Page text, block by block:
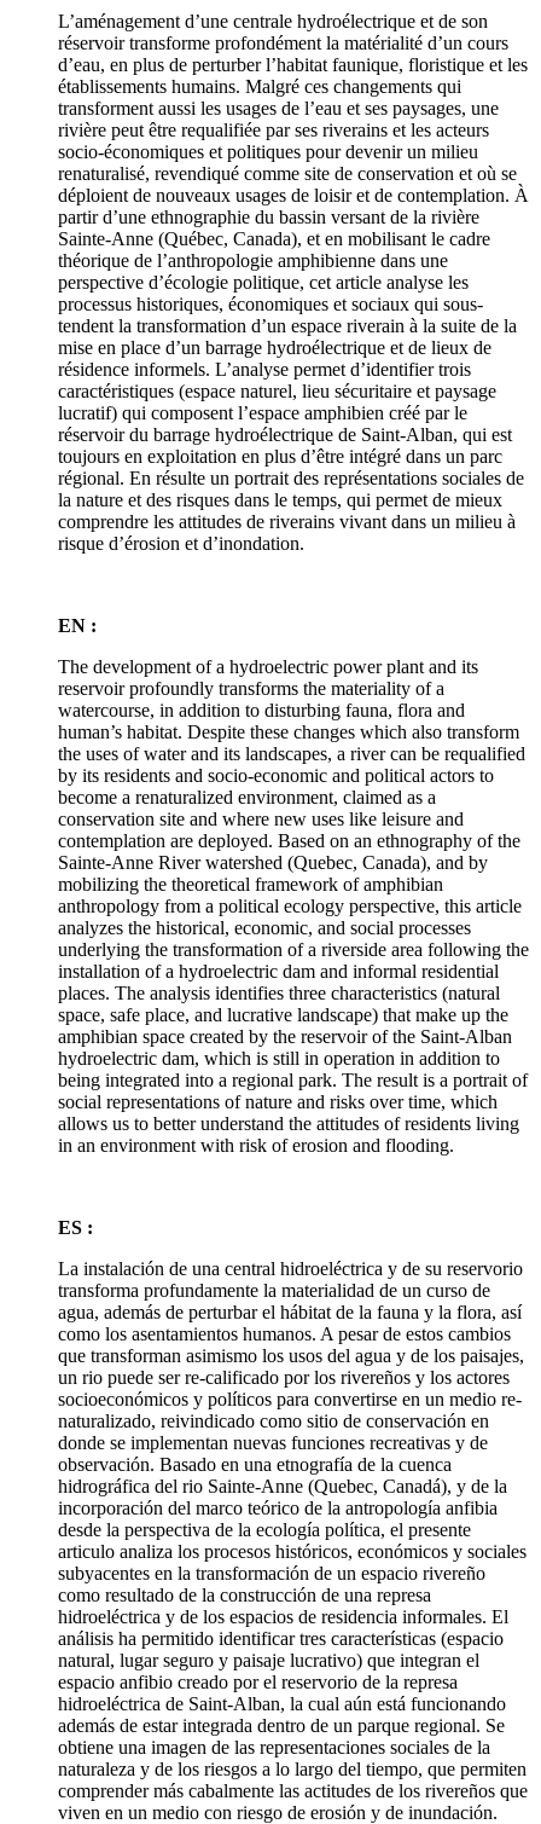
L’aménagement d’une centrale hydroélectrique et de son
réservoir transforme profondément la matérialité d’un cours
d’eau, en plus de perturber l’habitat faunique, floristique et les
établissements humains. Malgré ces changements qui
transforment aussi les usages de l’eau et ses paysages, une
rivière peut être requalifiée par ses riverains et les acteurs
socio-économiques et politiques pour devenir un milieu
renaturalisé, revendiqué comme site de conservation et où se
déploient de nouveaux usages de loisir et de contemplation. À
partir d’une ethnographie du bassin versant de la rivière
Sainte-Anne (Québec, Canada), et en mobilisant le cadre
théorique de l’anthropologie amphibienne dans une
perspective d’écologie politique, cet article analyse les
processus historiques, économiques et sociaux qui sous-
tendent la transformation d’un espace riverain à la suite de la
mise en place d’un barrage hydroélectrique et de lieux de
résidence informels. L’analyse permet d’identifier trois
caractéristiques (espace naturel, lieu sécuritaire et paysage
lucratif) qui composent l’espace amphibien créé par le
réservoir du barrage hydroélectrique de Saint-Alban, qui est
toujours en exploitation en plus d’être intégré dans un parc
régional. En résulte un portrait des représentations sociales de
la nature et des risques dans le temps, qui permet de mieux
comprendre les attitudes de riverains vivant dans un milieu à
risque d’érosion et d’inondation.
EN :
The development of a hydroelectric power plant and its
reservoir profoundly transforms the materiality of a
watercourse, in addition to disturbing fauna, flora and
human’s habitat. Despite these changes which also transform
the uses of water and its landscapes, a river can be requalified
by its residents and socio-economic and political actors to
become a renaturalized environment, claimed as a
conservation site and where new uses like leisure and
contemplation are deployed. Based on an ethnography of the
Sainte-Anne River watershed (Quebec, Canada), and by
mobilizing the theoretical framework of amphibian
anthropology from a political ecology perspective, this article
analyzes the historical, economic, and social processes
underlying the transformation of a riverside area following the
installation of a hydroelectric dam and informal residential
places. The analysis identifies three characteristics (natural
space, safe place, and lucrative landscape) that make up the
amphibian space created by the reservoir of the Saint-Alban
hydroelectric dam, which is still in operation in addition to
being integrated into a regional park. The result is a portrait of
social representations of nature and risks over time, which
allows us to better understand the attitudes of residents living
in an environment with risk of erosion and flooding.
ES :
La instalación de una central hidroeléctrica y de su reservorio
transforma profundamente la materialidad de un curso de
agua, además de perturbar el hábitat de la fauna y la flora, así
como los asentamientos humanos. A pesar de estos cambios
que transforman asimismo los usos del agua y de los paisajes,
un rio puede ser re-calificado por los rivereños y los actores
socioeconómicos y políticos para convertirse en un medio re-
naturalizado, reivindicado como sitio de conservación en
donde se implementan nuevas funciones recreativas y de
observación. Basado en una etnografía de la cuenca
hidrográfica del rio Sainte-Anne (Quebec, Canadá), y de la
incorporación del marco teórico de la antropología anfibia
desde la perspectiva de la ecología política, el presente
articulo analiza los procesos históricos, económicos y sociales
subyacentes en la transformación de un espacio rivereño
como resultado de la construcción de una represa
hidroeléctrica y de los espacios de residencia informales. El
análisis ha permitido identificar tres características (espacio
natural, lugar seguro y paisaje lucrativo) que integran el
espacio anfibio creado por el reservorio de la represa
hidroeléctrica de Saint-Alban, la cual aún está funcionando
además de estar integrada dentro de un parque regional. Se
obtiene una imagen de las representaciones sociales de la
naturaleza y de los riesgos a lo largo del tiempo, que permiten
comprender más cabalmente las actitudes de los rivereños que
viven en un medio con riesgo de erosión y de inundación.